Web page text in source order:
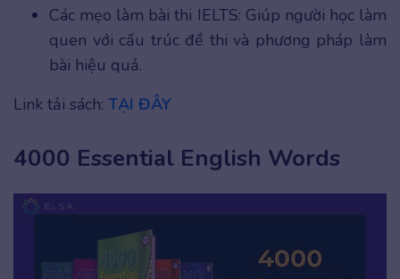
Các mẹo làm bài thi IELTS: Giúp người học làm
quen với cấu trúc đề thi và phương pháp làm
bài hiệu quả.
Link tải sách: TẠI ĐÂY
4000 Essential English Words